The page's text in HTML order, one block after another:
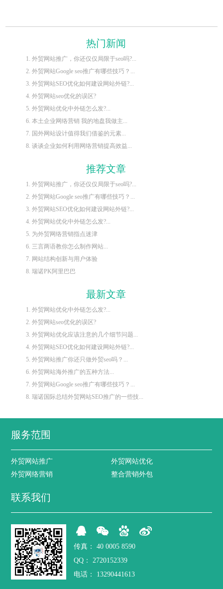
热门新闻
1. 外贸网站推广，你还仅仅局限于seo吗?...
2. 外贸网站Google seo推广有哪些技巧？...
3. 外贸网站SEO优化如何建设网站外链?...
4. 外贸网站seo优化的误区?
5. 外贸网站优化中外链怎么发?...
6. 本土企业网络营销 我的地盘我做主...
7. 国外网站设计值得我们借鉴的元素...
8. 谈谈企业如何利用网络营销提高效益...
推荐文章
1. 外贸网站推广，你还仅仅局限于seo吗?...
2. 外贸网站Google seo推广有哪些技巧？...
3. 外贸网站SEO优化如何建设网站外链?...
4. 外贸网站优化中外链怎么发?...
5. 为外贸网络营销指点迷津
6. 三言两语教你怎么制作网站...
7. 网站结构创新与用户体验
8. 瑞诺PK阿里巴巴
最新文章
1. 外贸网站优化中外链怎么发?...
2. 外贸网站seo优化的误区?
3. 外贸网站优化应该注意的几个细节问题...
4. 外贸网站SEO优化如何建设网站外链?...
5. 外贸网站推广你还只做外贸seo吗？...
6. 外贸网站海外推广的五种方法...
7. 外贸网站Google seo推广有哪些技巧？...
8. 瑞诺国际总结外贸网站SEO推广的一些技...
服务范围
外贸网站推广
外贸网站优化
外贸网络营销
整合营销外包
联系我们
传真：
40 0005 8590
QQ：
2720152339
电话：
13290441613